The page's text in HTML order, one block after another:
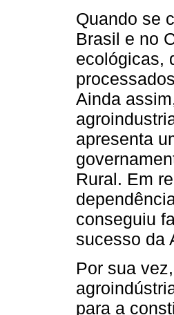
Quando se
Brasil e no
ecológicas,
Ainda
apresenta
Rural. Em
conseguiu
sucesso da
Por sua
para a